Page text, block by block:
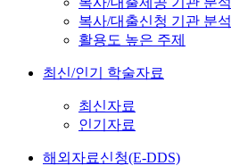
복사/대출신청 기관 분석
활용도 높은 주제
최신/인기 학술자료
최신자료
인기자료
해외자료신청(E-DDS)